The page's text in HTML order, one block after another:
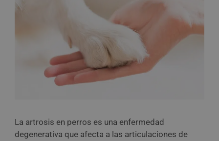
La artrosis en perros es una enfermedad
degenerativa que afecta a las articulaciones de